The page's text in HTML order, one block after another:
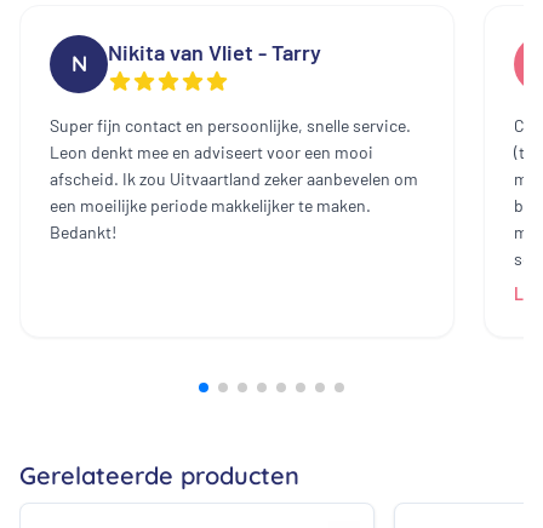
N Nikita van Vliet - Tarry
Super fijn contact en persoonlijke, snelle service.
Leon denkt mee en adviseert voor een mooi
afscheid. Ik zou Uitvaartland zeker aanbevelen om
een moeilijke periode makkelijker te maken.
Bedankt!
Gerelateerde producten